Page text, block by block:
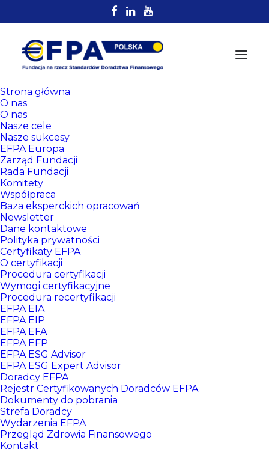
Strona główna
O nas
O nas
Nasze cele
Nasze sukcesy
EFPA Europa
Zarząd Fundacji
Rada Fundacji
Komitety
Współpraca
Baza eksperckich opracowań
Newsletter
Dane kontaktowe
Polityka prywatności
Certyfikaty EFPA
O certyfikacji
Procedura certyfikacji
Wymogi certyfikacyjne
Procedura recertyfikacji
EFPA EIA
EFPA EIP
EFPA EFA
EFPA EFP
EFPA ESG Advisor
EFPA ESG Expert Advisor
Doradcy EFPA
Rejestr Certyfikowanych Doradców EFPA
Dokumenty do pobrania
Strefa Doradcy
Wydarzenia EFPA
Przegląd Zdrowia Finansowego
Kontakt
Rejestr
Certyfikowanych
Doradców EFPA
Eliza Gaweł
PKO BP S.A.
CERTYFIKATY: